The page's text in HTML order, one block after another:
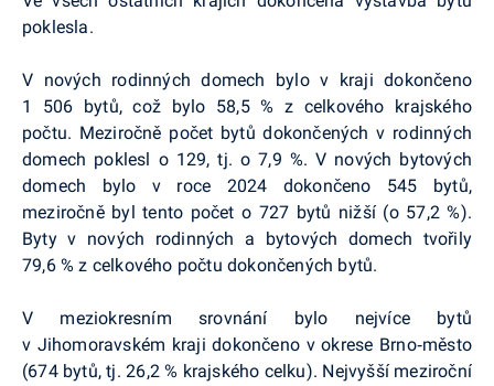
poklesla.
V nových rodinných domech bylo v kraji dokončeno
1 506 bytů, což bylo 58,5 % z celkového krajského
počtu. Meziročně počet bytů dokončených v rodinných
domech poklesl o 129, tj. o 7,9 %. V nových bytových
domech bylo v roce 2024 dokončeno 545 bytů,
meziročně byl tento počet o 727 bytů nižší (o 57,2 %).
Byty v nových rodinných a bytových domech tvořily
79,6 % z celkového počtu dokončených bytů.
V meziokresním srovnání bylo nejvíce bytů
v Jihomoravském kraji dokončeno v okrese Brno‑město
(674 bytů, tj. 26,2 % krajského celku). Nejvyšší meziroční